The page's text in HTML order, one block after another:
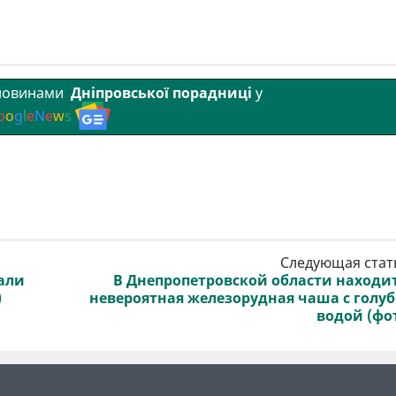
Дніпровської порадниці у
ogleNews
Следующая
В Днепропетровской области
невероятная железорудная чаша с
водой